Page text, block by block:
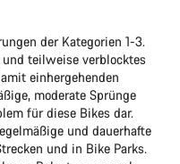
der Kategorien 1-3.
teilweise verblocktes
einhergehenden
moderate Sprünge
für diese Bikes dar.
und dauerhafte
und in Bike Parks.